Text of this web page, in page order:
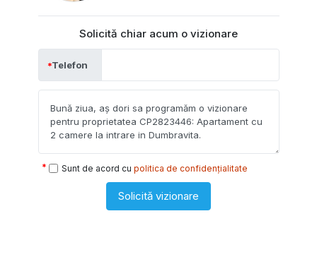
Solicită chiar acum o vizionare
Telefon
Sunt de acord cu politica de confidențialitate
Solicită vizionare